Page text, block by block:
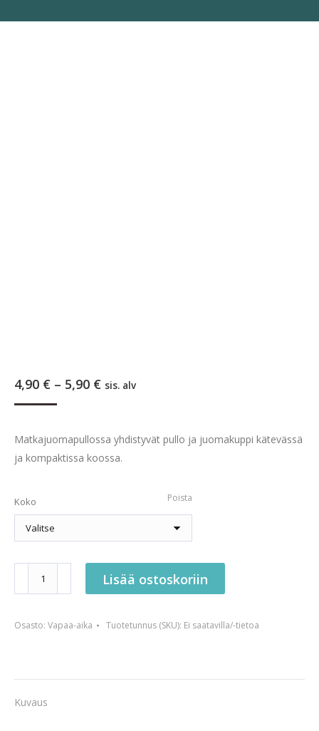
4,90 € – 5,90 €Hintaluokka:
5,90 €
sis. alv
Matkajuomapullossa yhdistyvät pullo ja juomakuppi kätevässä
ja kompaktissa koossa.
Koko Poista
matkajuomapullo
Lisää ostoskoriin
Osasto: Vapaa-aika Tuotetunnus (SKU): Ei saatavilla/-tietoa
Kuvaus